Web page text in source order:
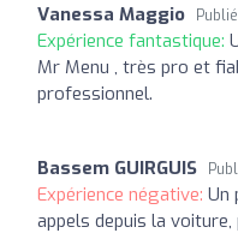
Vanessa Maggio
Expérience fantastique:
Mr Menu , très pro et
professionnel.
Bassem GUIRGUIS
Expérience négative: Un
appels depuis la